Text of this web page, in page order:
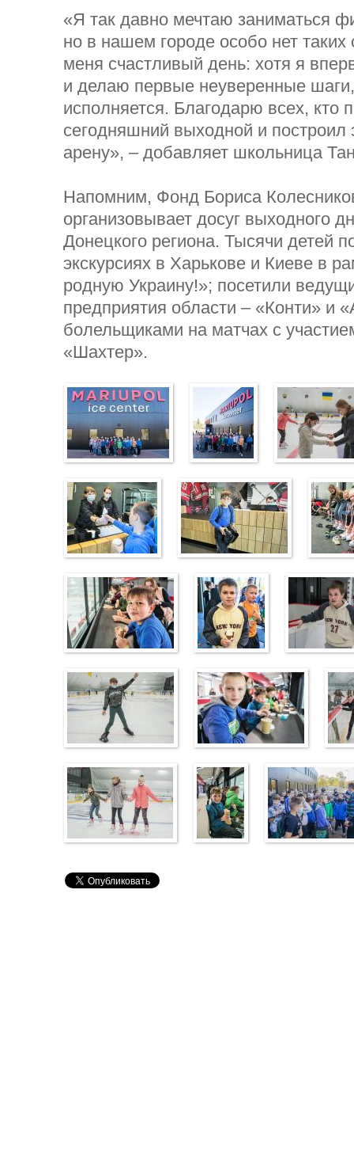
«Я так давно мечтаю заниматься
но в нашем городе особо нет таких
меня счастливый день: хотя я
и делаю первые неуверенные
исполняется. Благодарю всех, кто
сегодняшний выходной и построил
арену», – добавляет школьница
Напомним, Фонд Бориса
организовывает досуг выходного
Донецкого региона. Тысячи детей
экскурсиях в Харькове и Киеве в
родную Украину!»; посетили
предприятия области – «Конти» и
болельщиками на матчах с
«Шахтер».